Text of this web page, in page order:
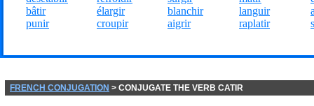
bâtir
punir
élargir
croupir
blanchir
aigrir
languir
raplatir
FRENCH CONJUGATION > CONJUGATE THE VERB CATIR